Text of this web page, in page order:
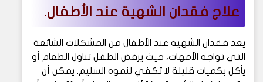
علاج فقدان الشهية عند الأطفال.
يعد فقدان الشهية عند الأطفال من المشكلات الشائعة
التي تواجه الأمهات، حيث يرفض الطفل تناول الطعام أو
يأكل بكميات قليلة لا تكفي لنموه السليم. يمكن أن